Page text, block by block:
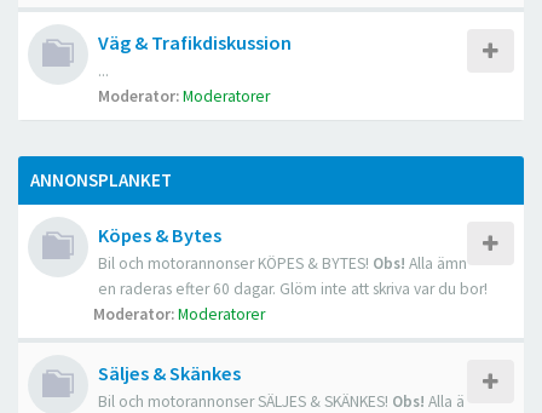
Väg & Trafikdiskussion
...
Moderator:Moderatorer
ANNONSPLANKET
Köpes & Bytes
Bil och motorannonser KÖPES & BYTES! Obs! Alla ämn
en raderas efter 60 dagar. Glöm inte att skriva var du bor!
Moderator:Moderatorer
Säljes & Skänkes
Bil och motorannonser SÄLJES & SKÄNKES! Obs! Alla ä